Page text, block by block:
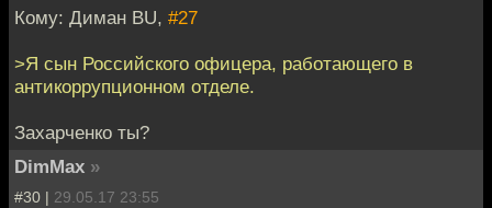
Кому: Диман BU, #27
>Я сын Российского офицера, работающего в
антикоррупционном отделе.
Захарченко ты?
DimMax »
#30 | 29.05.17 23:55